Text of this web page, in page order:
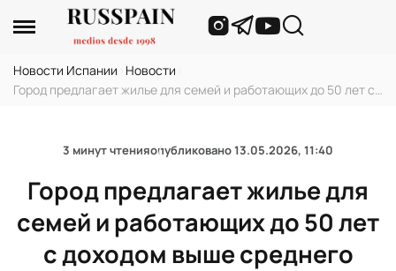
Новости Испании Новости
Город предлагает жилье для семей и работающих до 50 лет с
3 минут чтенияопубликовано13.05.2026, 11:40
Город предлагает жилье для
семей и работающих до 50 лет
с доходом выше среднего